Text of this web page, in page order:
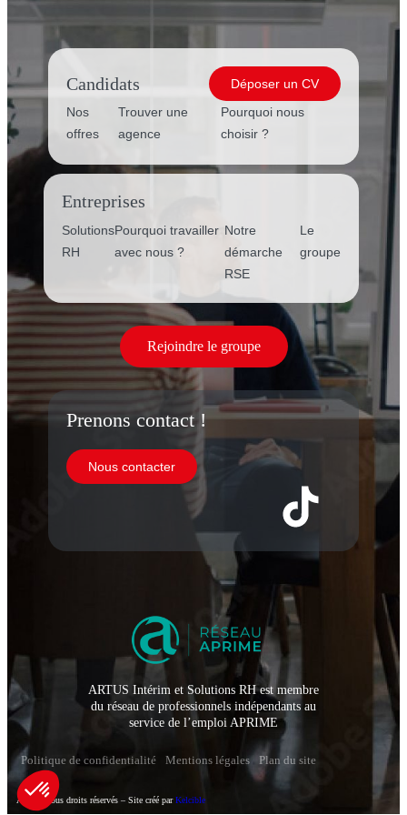
Candidats
Déposer un CV
Nos
offres
Trouver une
agence
Pourquoi nous
choisir ?
Entreprises
Solutions
RH
Pourquoi travailler
avec nous ?
Notre
démarche
RSE
Le
groupe
Rejoindre le groupe
Prenons contact !
Nous contacter
ARTUS Intérim et Solutions RH est membre
du réseau de professionnels indépendants au
service de l’emploi APRIME
Politique de confidentialité Mentions légales Plan du site
Artus – Tous droits réservés – Site créé parKelcible